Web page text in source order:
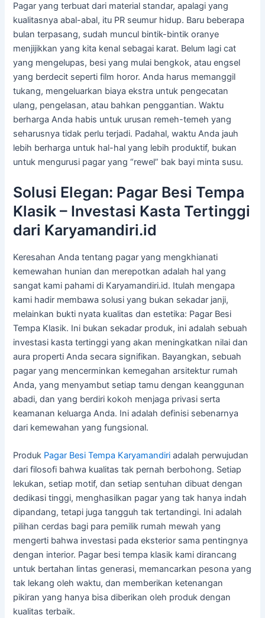
Pagar yang terbuat dari material standar, apalagi yang
kualitasnya abal-abal, itu PR seumur hidup. Baru beberapa
bulan terpasang, sudah muncul bintik-bintik oranye
menjijikkan yang kita kenal sebagai karat. Belum lagi cat
yang mengelupas, besi yang mulai bengkok, atau engsel
yang berdecit seperti film horor. Anda harus memanggil
tukang, mengeluarkan biaya ekstra untuk pengecatan
ulang, pengelasan, atau bahkan penggantian. Waktu
berharga Anda habis untuk urusan remeh-temeh yang
seharusnya tidak perlu terjadi. Padahal, waktu Anda jauh
lebih berharga untuk hal-hal yang lebih produktif, bukan
untuk mengurusi pagar yang “rewel” bak bayi minta susu.
Solusi Elegan: Pagar Besi Tempa
Klasik – Investasi Kasta Tertinggi
dari Karyamandiri.id
Keresahan Anda tentang pagar yang mengkhianati
kemewahan hunian dan merepotkan adalah hal yang
sangat kami pahami di Karyamandiri.id. Itulah mengapa
kami hadir membawa solusi yang bukan sekadar janji,
melainkan bukti nyata kualitas dan estetika: Pagar Besi
Tempa Klasik. Ini bukan sekadar produk, ini adalah sebuah
investasi kasta tertinggi yang akan meningkatkan nilai dan
aura properti Anda secara signifikan. Bayangkan, sebuah
pagar yang mencerminkan kemegahan arsitektur rumah
Anda, yang menyambut setiap tamu dengan keanggunan
abadi, dan yang berdiri kokoh menjaga privasi serta
keamanan keluarga Anda. Ini adalah definisi sebenarnya
dari kemewahan yang fungsional.
Produk Pagar Besi Tempa Karyamandiri adalah perwujudan
dari filosofi bahwa kualitas tak pernah berbohong. Setiap
lekukan, setiap motif, dan setiap sentuhan dibuat dengan
dedikasi tinggi, menghasilkan pagar yang tak hanya indah
dipandang, tetapi juga tangguh tak tertandingi. Ini adalah
pilihan cerdas bagi para pemilik rumah mewah yang
mengerti bahwa investasi pada eksterior sama pentingnya
dengan interior. Pagar besi tempa klasik kami dirancang
untuk bertahan lintas generasi, memancarkan pesona yang
tak lekang oleh waktu, dan memberikan ketenangan
pikiran yang hanya bisa diberikan oleh produk dengan
kualitas terbaik.